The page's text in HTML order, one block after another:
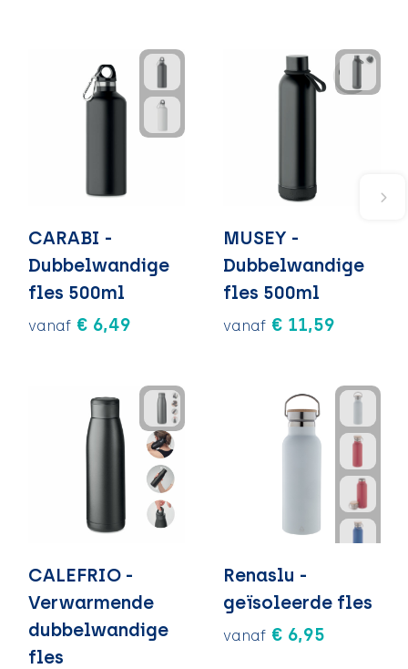
CARABI -
Dubbelwandige
fles 500ml
vanaf € 6,49
MUSEY -
Dubbelwandige
fles 500ml
vanaf € 11,59
CALEFRIO -
Verwarmende
dubbelwandige
fles
Renaslu -
geïsoleerde fles
vanaf € 6,95